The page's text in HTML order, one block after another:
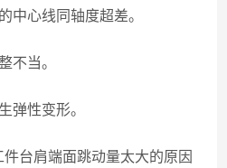
心线同轴度超差。
当。
性变形。
台肩端面跳动量太大的原因